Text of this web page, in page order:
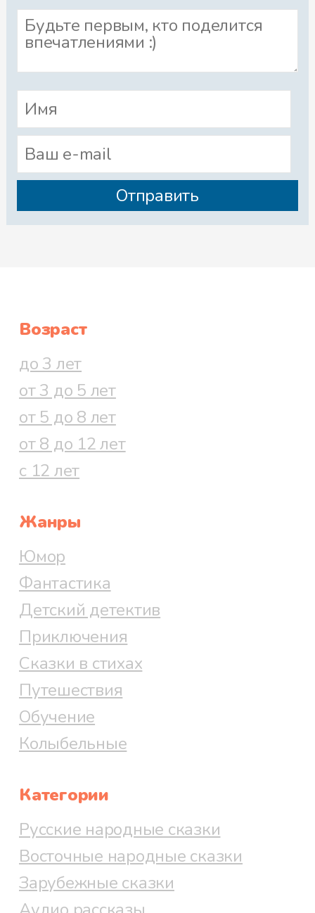
Возраст
до 3 лет
от 3 до 5 лет
от 5 до 8 лет
от 8 до 12 лет
с 12 лет
Жанры
Юмор
Фантастика
Детский детектив
Приключения
Сказки в стихах
Путешествия
Обучение
Колыбельные
Категории
Русские народные сказки
Восточные народные сказки
Зарубежные сказки